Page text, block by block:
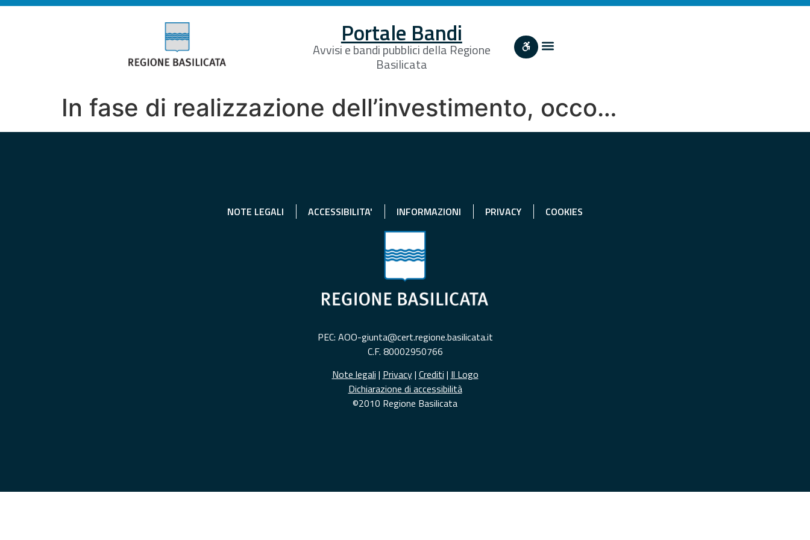
Portale Bandi
Avvisi e bandi pubblici della Regione
Basilicata
In fase di realizzazione dell’investimento, occo…
NOTE LEGALI ACCESSIBILITA' INFORMAZIONI PRIVACY COOKIES
PEC: AOO-giunta@cert.regione.basilicata.it
C.F. 80002950766
Note legali | Privacy| Crediti | Il Logo
Dichiarazione di accessibilità
©2010 Regione Basilicata